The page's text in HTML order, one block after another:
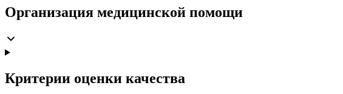
Организация медицинской помощи
Критерии оценки качества